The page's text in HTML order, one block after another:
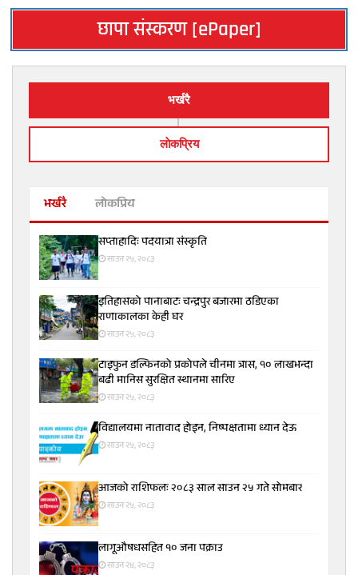
छापा संस्करण [ePaper]
भर्खरै
लाेकप्रिय
भर्खरै लोकप्रिय
सप्ताहादिः पदयात्रा संस्कृति
साउन २५, २०८३
इतिहासको पानाबाटः चन्द्रपुर बजारमा ठडिएका
राणाकालका केही घर
साउन २५, २०८३
टाइफुन डल्फिनको प्रकोपले चीनमा त्रास, १० लाखभन्दा
बढी मानिस सुरक्षित स्थानमा सारिए
साउन २५, २०८३
विद्यालयमा नातावाद होइन, निष्पक्षतामा ध्यान देऊ
साउन २५, २०८३
आजको राशिफलः २०८३ साल साउन २५ गते सोमबार
साउन २५, २०८३
लागूऔषधसहित १० जना पक्राउ
साउन २४, २०८३